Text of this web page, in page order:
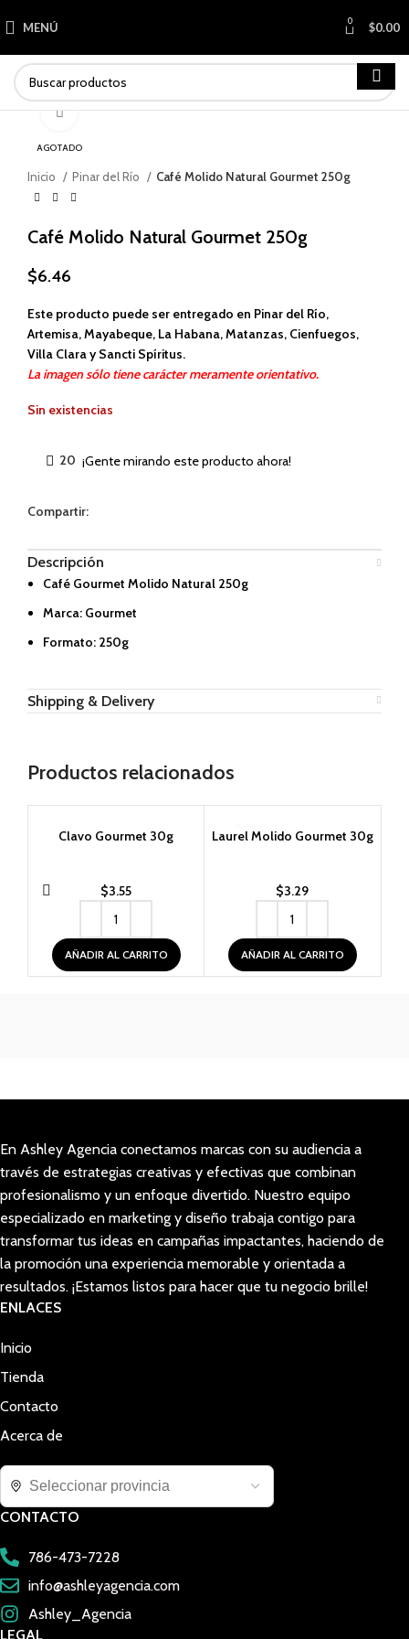
MENÚ 0 $0.00
AGOTADO
Haga clic para ampliar
Inicio Pinar del Río Café Molido Natural Gourmet 250g
Café Molido Natural Gourmet 250g
$6.46
Este producto puede ser entregado en Pinar del Río,
Artemisa, Mayabeque, La Habana, Matanzas, Cienfuegos,
Villa Clara y Sancti Spíritus.
La imagen sólo tiene carácter meramente orientativo.
Sin existencias
20 ¡Gente mirando este producto ahora!
Compartir:
Descripción
Café Gourmet Molido Natural 250g
Marca: Gourmet
Formato: 250g
Shipping & Delivery
Productos relacionados
Clavo Gourmet 30g
$3.55
AÑADIR AL CARRITO
Laurel Molido Gourmet 30g
$3.29
AÑADIR AL CARRITO
En Ashley Agencia conectamos marcas con su audiencia a
través de estrategias creativas y efectivas que combinan
profesionalismo y un enfoque divertido. Nuestro equipo
especializado en marketing y diseño trabaja contigo para
transformar tus ideas en campañas impactantes, haciendo de
la promoción una experiencia memorable y orientada a
resultados. ¡Estamos listos para hacer que tu negocio brille!
ENLACES
Inicio
Tienda
Contacto
Acerca de
CONTACTO
786-473-7228
info@ashleyagencia.com
Ashley_Agencia
LEGAL